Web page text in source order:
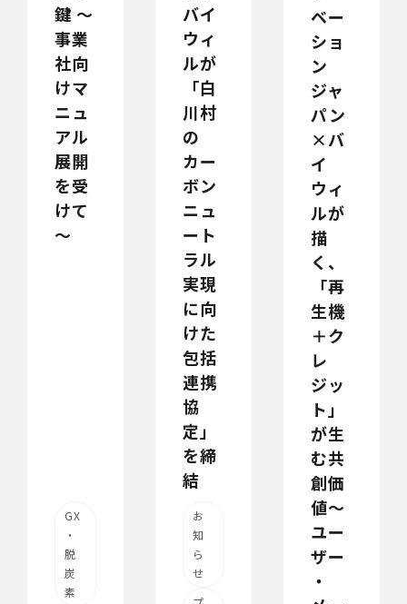
鍵 ～
事業
社向
けマ
ニュ
アル
展開
を受
けて
～
GX
・
脱
炭
素
バイ
ウィ
ルが
「白
川村
の
カー
ボン
ニュ
ート
ラル
実現
に向
けた
包括
連携
協
定」
を締
結
お
知
ら
せ
ベー
ショ
ン
ジャ
パン
×バ
イ
ウィ
ルが
描
く、
「再
生機
＋ク
レ
ジッ
ト」
が生
む共
創価
値～
ユー
ザー
・